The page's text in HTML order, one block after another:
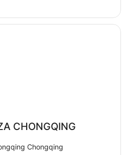
CHONGQING
Chongqing